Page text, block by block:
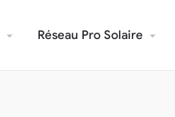
Réseau Pro Solaire